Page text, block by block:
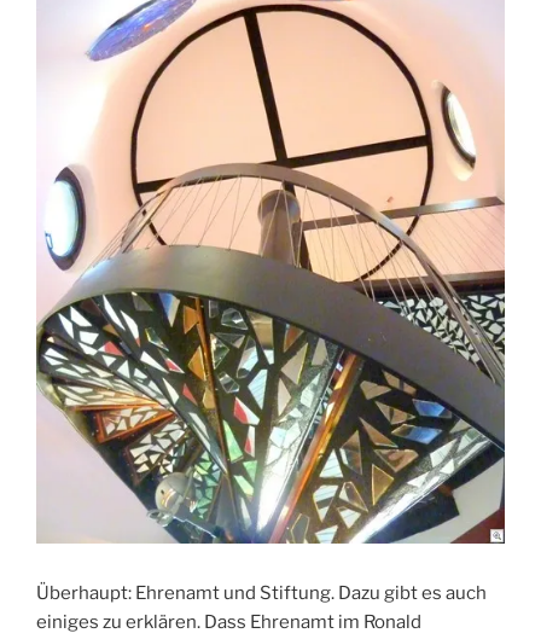
Überhaupt: Ehrenamt und Stiftung. Dazu gibt es auch
einiges zu erklären. Dass Ehrenamt im Ronald